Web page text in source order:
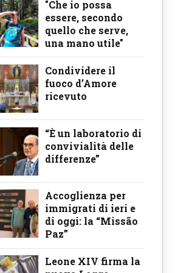
"Che io possa
essere, secondo
quello che serve,
una mano utile"
Condividere il
fuoco d’Amore
ricevuto
“È un laboratorio di
convivialità delle
differenze”
Accoglienza per
immigrati di ieri e
di oggi: la “Missão
Paz”
Leone XIV firma la